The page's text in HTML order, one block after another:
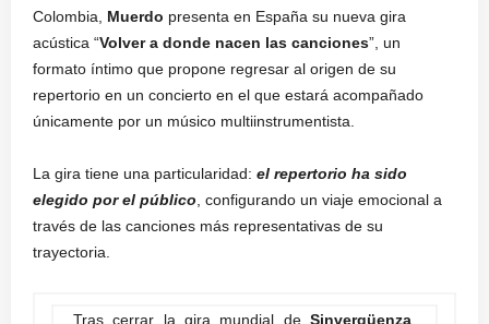
Colombia, Muerdo presenta en España su nueva gira
acústica “Volver a donde nacen las canciones”, un
formato íntimo que propone regresar al origen de su
repertorio en un concierto en el que estará acompañado
únicamente por un músico multiinstrumentista.
La gira tiene una particularidad: el repertorio ha sido
elegido por el público , configurando un viaje emocional a
través de las canciones más representativas de su
trayectoria.
Tras cerrar la gira mundial de Sinvergüenza